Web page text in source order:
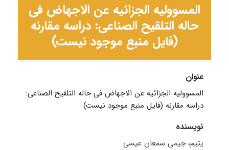
المسووليه الجزائيه عن الاجهاض فی
حاله التلقيح الصناعی: دراسه مقارنه
(فایل منبع موجود نیست)
عنوان
المسووليه الجزائيه عن الاجهاض فی حاله التلقيح الصناعی:
دراسه مقارنه (فایل منبع موجود نیست)
نویسنده
یتیم، جیمی سمعان عیسی